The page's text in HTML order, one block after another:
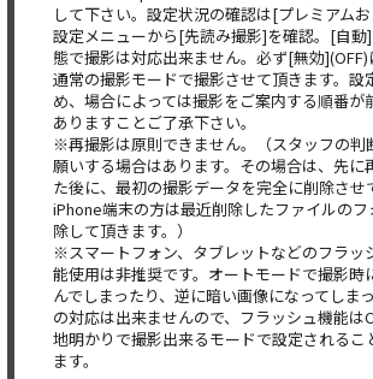
して下さい。設定状況の確認は[プレミアム
設定メニューから[先読み撮影]を確認。[自動
態で撮影は対応出来ません。必ず[無効](OFF)
通常の撮影モードで撮影させて頂きます。設
め、場合によっては撮影をご案内する順番が
ありますことご了承下さい。
※再撮影は原則できません。（スタッフの判
願いする場合はあります。その場合は、先に
た後に、最初の撮影データを完全に削除させ
iPhone端末の方は最近削除したファイルの
除して頂きます。）
※スマートフォン、タブレットなどのフラッ
能使用は非推奨です。オートモードで撮影時
んでしまったり、逆に暗い画像になってしま
の対応は出来ませんので、フラッシュ機能は
地明かりで撮影出来るモードで設定されるこ
ます。